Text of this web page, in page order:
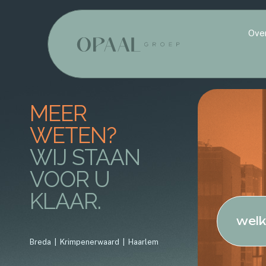
MEER
WETEN?
WIJ STAAN
VOOR U
KLAAR.
Breda | Krimpenerwaard | Haarlem